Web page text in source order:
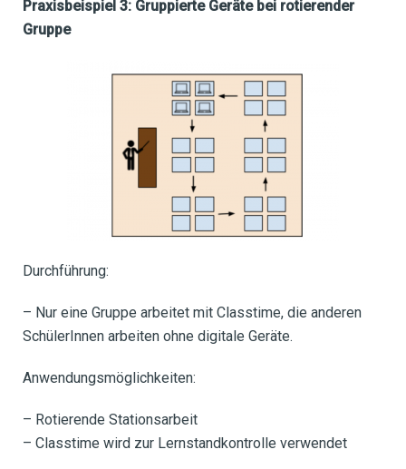
Praxisbeispiel 3: Gruppierte Geräte bei rotierender
Gruppe
Durchführung:
– Nur eine Gruppe arbeitet mit Classtime, die anderen
SchülerInnen arbeiten ohne digitale Geräte.
Anwendungsmöglichkeiten:
– Rotierende Stationsarbeit
– Classtime wird zur Lernstandkontrolle verwendet